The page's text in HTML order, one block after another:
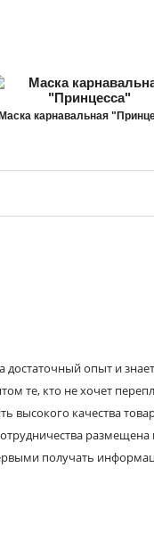
карнавальная
опыт и
те, кто не хочет
высокого качества
получать